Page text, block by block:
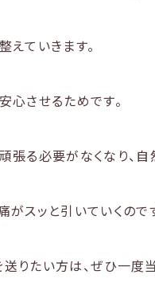
ていきます。
心させるためです。
る必要がなくなり、自
スッと引いていくので
りたい方は、ぜひ一度